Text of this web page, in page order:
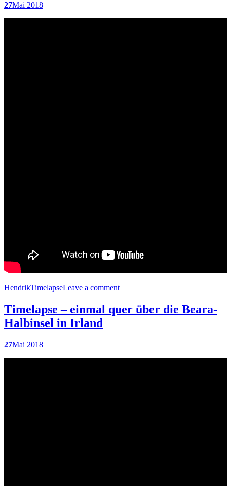
27Mai 2018
HendrikTimelapseLeave a comment
Timelapse – einmal quer über die Beara-
Halbinsel in Irland
27Mai 2018